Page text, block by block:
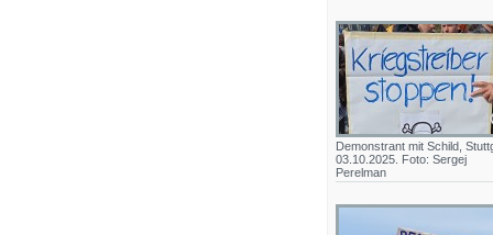
Demonstrant mit Schild,
03.10.2025. Foto: Sergej
Perelman